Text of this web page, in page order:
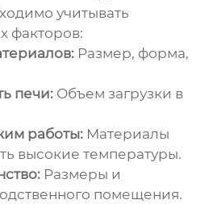
учитывать
факторов:
Размер, форма,
печи: Объем загрузки в
работы: Материалы
высокие температуры.
Размеры и
помещения.